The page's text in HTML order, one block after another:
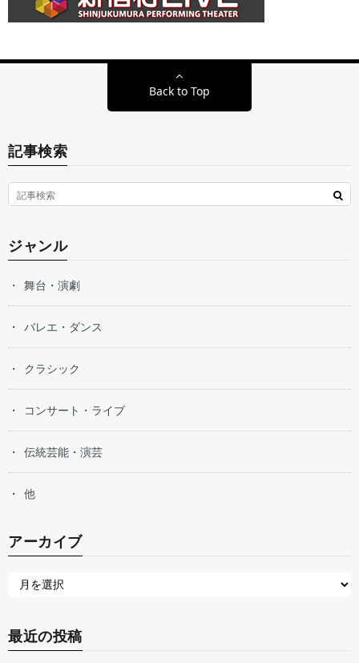
Back to Top
記事検索
ジャンル
舞台・演劇
バレエ・ダンス
クラシック
コンサート・ライブ
伝統芸能・演芸
他
アーカイブ
最近の投稿